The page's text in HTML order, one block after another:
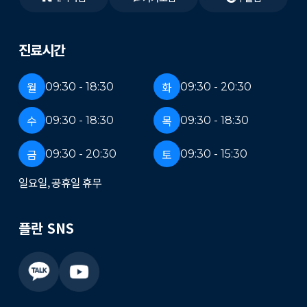
진료시간
월 09:30 - 18:30 화 09:30 - 20:30
수 09:30 - 18:30 목 09:30 - 18:30
금 09:30 - 20:30 토 09:30 - 15:30
일요일, 공휴일 휴무
플란 SNS